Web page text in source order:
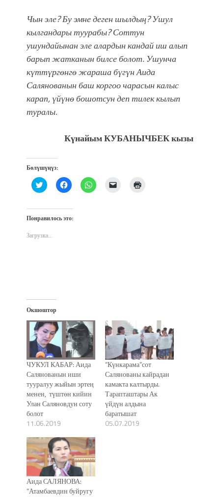
Чын эле? Бу эмне деген шылдың? Ушул
кылгандары туурабы? Соттун
ушундайынан эле алардын кандай иш алып
барып жатканын билсе болот. Ушунча
күттүргөнгө жараша бүгүн Аида
Салянованын баш коргоо чарасын калыс
карап, үйүнө бошотсун деп тилек кылып
туралы.
Күнайым КУБАНЫЧБЕК кызы
Бөлүшүңүз:
Нажмите,
чтобы
Twitter
(Открывается
в
окне)
Нажмите,
чтобы
Facebook
(Открывается
в
Нажмите,
чтобы
Послать
ссылку
Понравилось это:
Загрузка...
Окшоштор
ЧУКУЛ КАБАР: Аида
Салянованын иши
тууралуу жыйын эртең
менен, түштөн кийин
Улан Саляновдун соту
болот
11.06.2019
“Күнкарама”сот
Салянованы кайрадан
камакта калтырды.
Тарапташтары Ак
үйдүн алдына
баратышат
05.07.2019
Аида САЛЯНОВА:
“Атамбаевдин буйругу